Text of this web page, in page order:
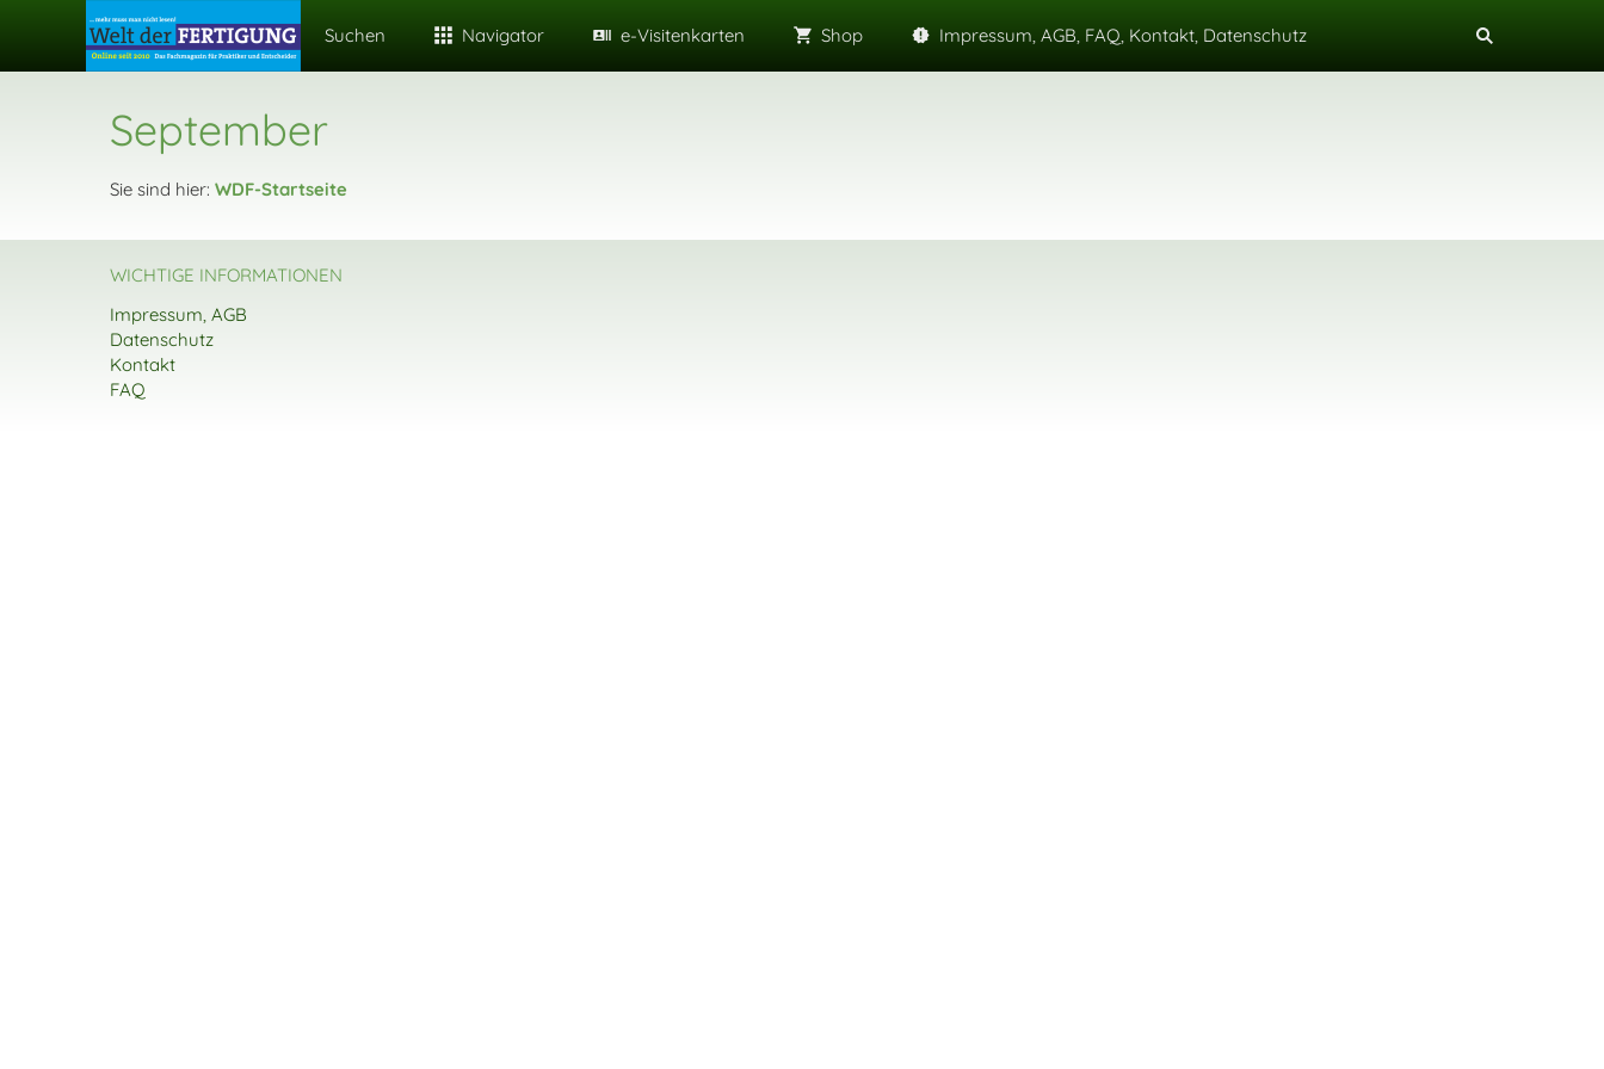
Suchen Navigator e-Visitenkarten Shop Impressum, AGB, FAQ, Kontakt, Datenschutz
September
Sie sind hier: WDF-Startseite
WICHTIGE INFORMATIONEN
Impressum, AGB
Datenschutz
Kontakt
FAQ